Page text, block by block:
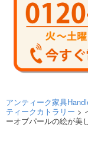
アンティーク家具
ティークカトラリー >
ーオブパールの絵が美